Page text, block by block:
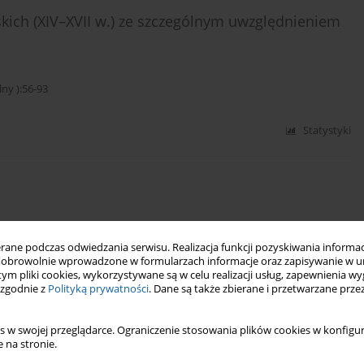
podczas odwiedzania serwisu. Realizacja funkcji pozyskiwania
wprowadzone w formularzach informacje oraz zapisywanie w
pliki cookies, wykorzystywane są w celu realizacji usług, zapewnienia
z Polityką prywatności. Dane są także zbierane i przetwarzane
w swojej przeglądarce. Ograniczenie stosowania plików cookies w
na stronie.
(XIV–XVII w.) ze szczególnym uwzględnieniem
):56-93
Statystyki
):94-127
Statystyki
środkowej Łyny w XIII wieku